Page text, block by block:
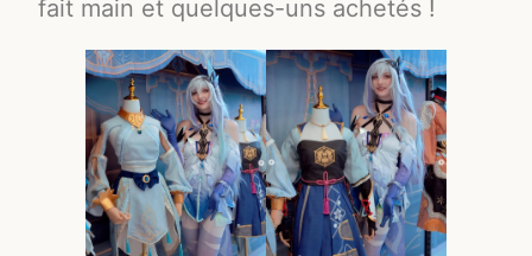
fait main et quelques-uns achetés !